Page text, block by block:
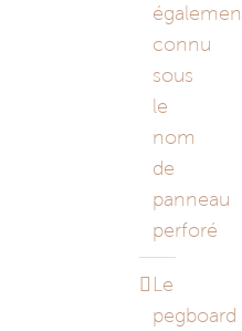
connu
sous
le
nom
de
panneau
perforé
Le
pegboard